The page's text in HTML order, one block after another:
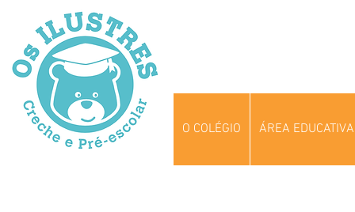
O COLÉGIO ÁREA EDUCATIVA